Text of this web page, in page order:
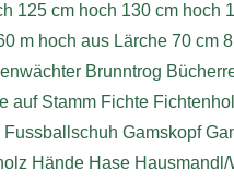
125 cm hoch 130 cm hoch
m hoch aus Lärche 70 cm
Brunntrog
auf Stamm Fichte
Fussballschuh Gamskopf
Hände Hase Hausmandl/